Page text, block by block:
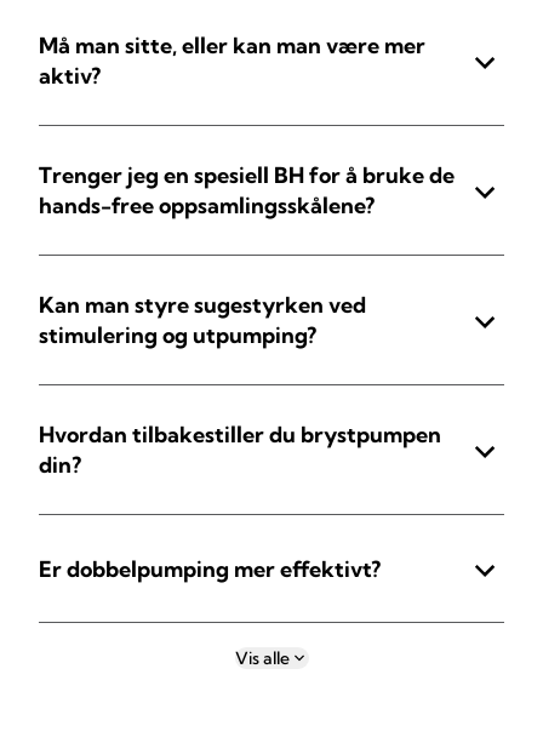
Må man sitte, eller kan man være mer
aktiv?
Trenger jeg en spesiell BH for å bruke de
hands-free oppsamlingsskålene?
Kan man styre sugestyrken ved
stimulering og utpumping?
Hvordan tilbakestiller du brystpumpen
din?
Er dobbelpumping mer effektivt?
Vis alle